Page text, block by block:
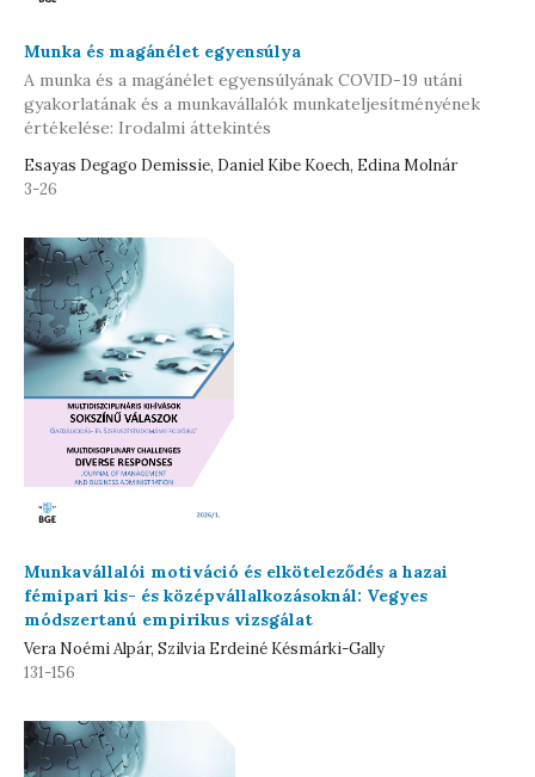
Munka és magánélet egyensúlya
A munka és a magánélet egyensúlyának COVID-19 utáni
gyakorlatának és a munkavállalók munkateljesítményének
értékelése: Irodalmi áttekintés
Esayas Degago Demissie, Daniel Kibe Koech, Edina Molnár
3-26
Munkavállalói motiváció és elköteleződés a hazai
fémipari kis- és középvállalkozásoknál: Vegyes
módszertanú empirikus vizsgálat
Vera Noémi Alpár, Szilvia Erdeiné Késmárki-Gally
131-156